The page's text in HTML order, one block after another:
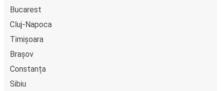
Bucarest
Cluj-Napoca
Timișoara
Brașov
Constanța
Sibiu